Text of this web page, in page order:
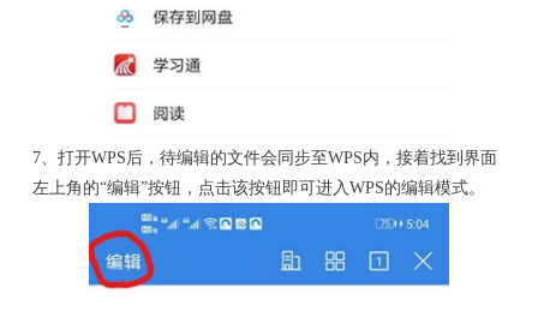
7、打开WPS后，待编辑的文件会同步至WPS内，接着找到界面
左上角的“编辑”按钮，点击该按钮即可进入WPS的编辑模式。